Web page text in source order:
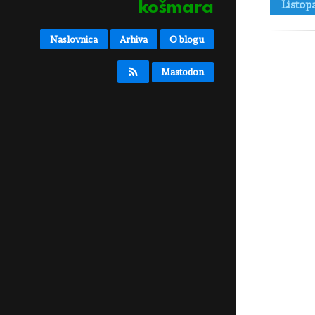
košmara
Naslovnica Arhiva O blogu
Mastodon